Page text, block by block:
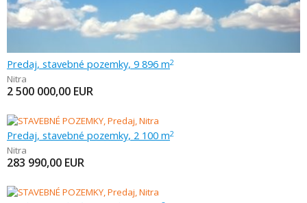
Predaj, stavebné pozemky, 9 896 m2
Nitra
2 500 000,00 EUR
Predaj, stavebné pozemky, 2 100 m2
Nitra
283 990,00 EUR